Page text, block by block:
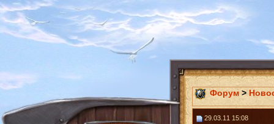
Форум >
29.03.11 15:08